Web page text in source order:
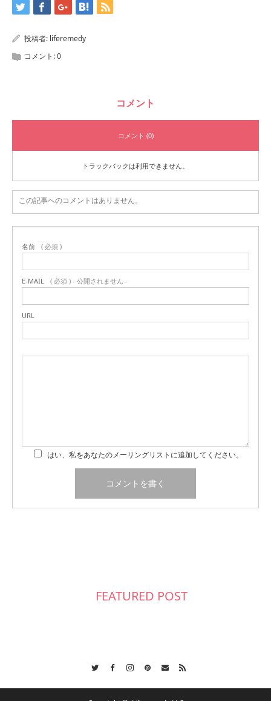
投稿者: liferemedy
コメント:0
コメント
コメント (0)
トラックバックは利用できません。
この記事へのコメントはありません。
名前 ( 必須 )
E-MAIL ( 必須 ) - 公開されません -
URL
はい、私をあなたのメーリングリストに追加してください。
FEATURED POST